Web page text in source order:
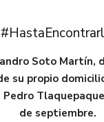
Soto Martín,
su propio
Pedro
de septiembre.